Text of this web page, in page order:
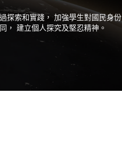
探索和實踐， 加強學生對國民身份
， 建立個人探究及堅忍精神。